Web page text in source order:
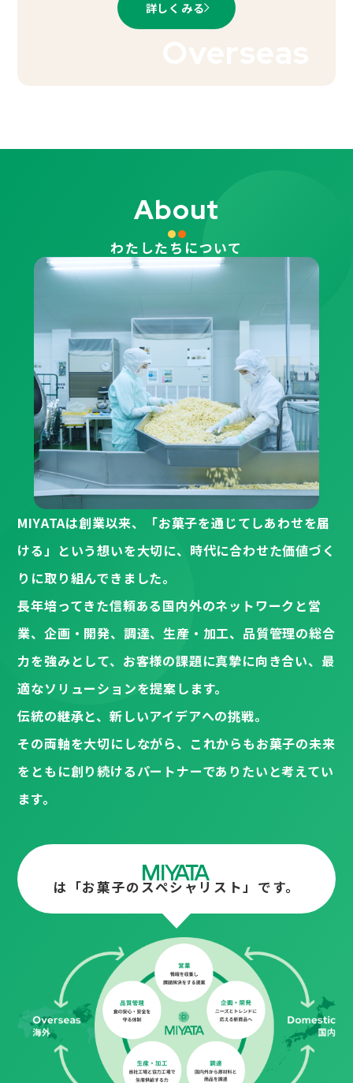
詳しくみる
About
わたしたちについて
MIYATAは創業以来、「お菓子を通じてしあわせを届
ける」という想いを大切に、時代に合わせた価値づく
りに取り組んできました。
長年培ってきた信頼ある国内外のネットワークと営
業、企画・開発、調達、生産・加工、品質管理の総合
力を強みとして、お客様の課題に真摯に向き合い、最
適なソリューションを提案します。
伝統の継承と、新しいアイデアへの挑戦。
その両軸を大切にしながら、これからもお菓子の未来
をともに創り続けるパートナーでありたいと考えてい
ます。
は
は 「お菓子のスペシャリスト」です。